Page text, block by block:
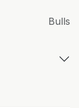
Bulls